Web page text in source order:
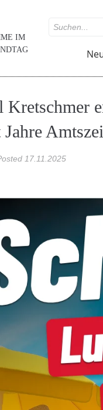
IM
Kretschmer
17.11.2025